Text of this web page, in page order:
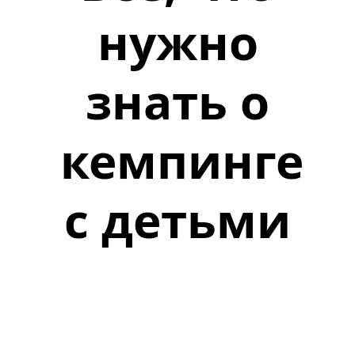
нужно
знать о
кемпинге
с детьми